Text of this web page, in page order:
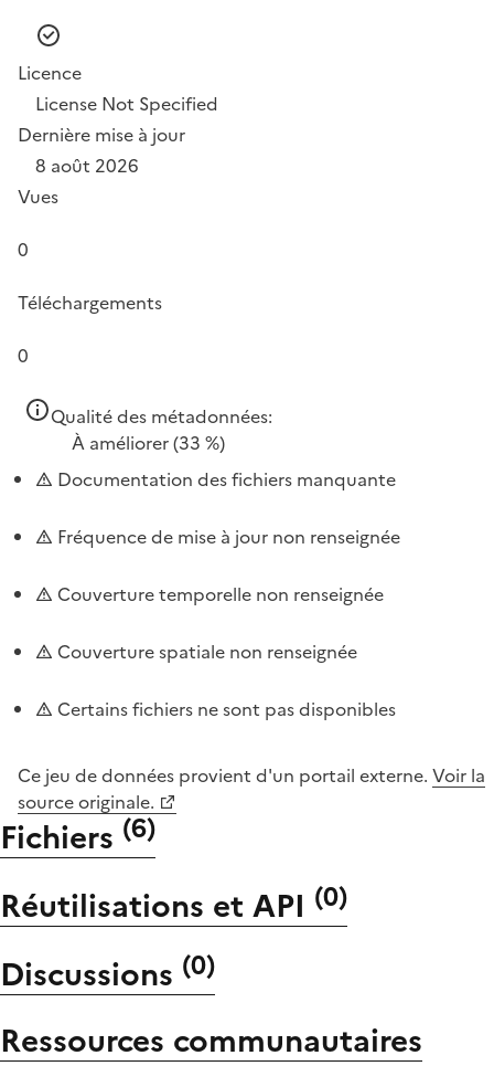
Licence
License Not Specified
Dernière mise à jour
8 août 2026
Vues
0
Téléchargements
0
Qualité des métadonnées:
À améliorer(33 %)
Documentation des fichiers manquante
Fréquence de mise à jour non renseignée
Couverture temporelle non renseignée
Couverture spatiale non renseignée
Certains fichiers ne sont pas disponibles
Ce jeu de données provient d'un portail externe. Voir la
source originale.
Fichiers (6)
Réutilisations et API (0)
Discussions (0)
Ressources communautaires